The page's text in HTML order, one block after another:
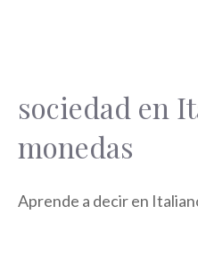
sociedad en
monedas
Aprende a decir en